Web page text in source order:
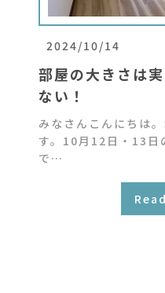
2024/10/14
部屋の大きさは
ない！
みなさんこんにちは
す。10月12日・13日
で…